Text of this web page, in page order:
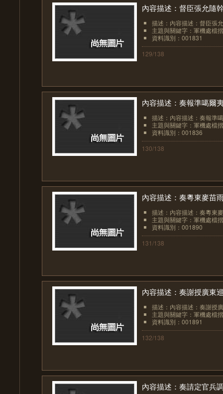
內容描述：督臣張允隨
描述：內容描述：督臣張
主題與關鍵字：軍機處檔
資料識別：001831
129/138
內容描述：奏報準噶爾
描述：內容描述：奏報準
主題與關鍵字：軍機處檔
資料識別：001836
130/138
內容描述：奏粵東麥苗
描述：內容描述：奏粵東
主題與關鍵字：軍機處檔
資料識別：001890
131/138
內容描述：奏謝授廣東
描述：內容描述：奏謝授
主題與關鍵字：軍機處檔
資料識別：001891
132/138
內容描述：奏請定官兵